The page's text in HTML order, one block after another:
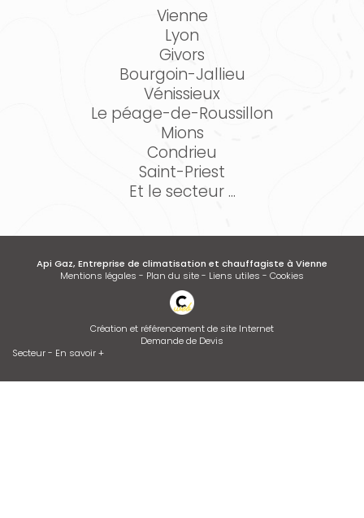
Vienne
Lyon
Givors
Bourgoin-Jallieu
Vénissieux
Le péage-de-Roussillon
Mions
Condrieu
Saint-Priest
Et le secteur ...
Api Gaz, Entreprise de climatisation et chauffagiste à Vienne
Mentions légales - Plan du site- Liens utiles - Cookies
Création et référencement de site Internet
Demande de Devis
Secteur- En savoir +